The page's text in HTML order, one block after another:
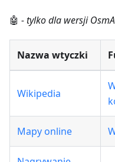
🤖 - tylko dla wersji
Nazwa wtyczki
Wikipedia
Mapy online